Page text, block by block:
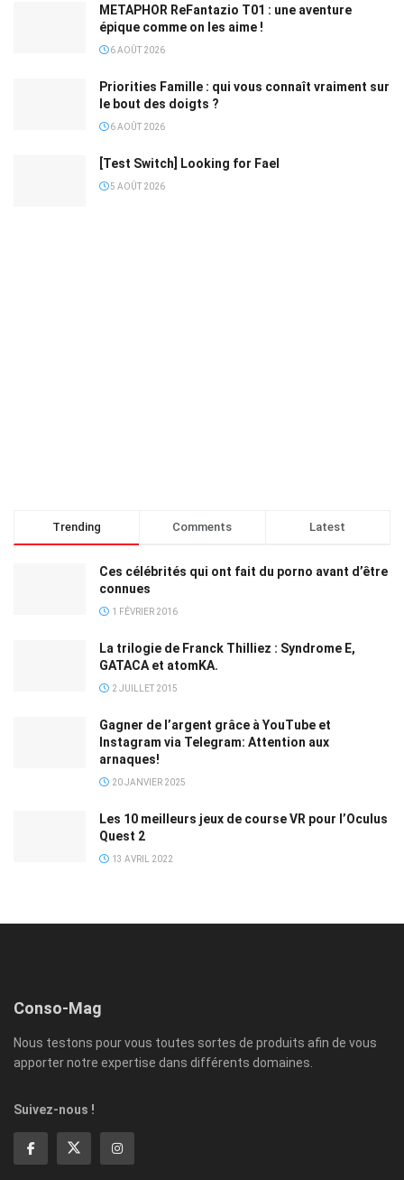
METAPHOR ReFantazio T01 : une aventure
épique comme on les aime !
6 AOÛT 2026
Priorities Famille : qui vous connaît vraiment sur
le bout des doigts ?
6 AOÛT 2026
[Test Switch] Looking for Fael
5 AOÛT 2026
Trending Comments Latest
Ces célébrités qui ont fait du porno avant d’être
connues
1 FÉVRIER 2016
La trilogie de Franck Thilliez : Syndrome E,
GATACA et atomKA.
2 JUILLET 2015
Gagner de l’argent grâce à YouTube et
Instagram via Telegram: Attention aux
arnaques!
20 JANVIER 2025
Les 10 meilleurs jeux de course VR pour l’Oculus
Quest 2
13 AVRIL 2022
Conso-Mag
Nous testons pour vous toutes sortes de produits afin de vous
apporter notre expertise dans différents domaines.
Suivez-nous !